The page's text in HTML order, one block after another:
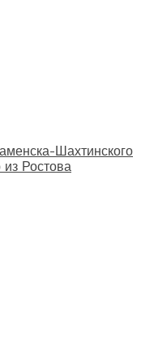
Шахтинского
из Ростова